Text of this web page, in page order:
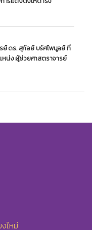
ดร. สุกัลย์ บรัศไพบูลย์ ที่
น่ง ผู้ช่วยศาสตราจารย์
ใหม่